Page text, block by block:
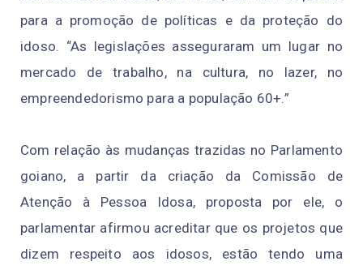
para a promoção de políticas e da proteção do
idoso. “As legislações asseguraram um lugar no
mercado de trabalho, na cultura, no lazer, no
empreendedorismo para a população 60+.”
Com relação às mudanças trazidas no Parlamento
goiano, a partir da criação da Comissão de
Atenção à Pessoa Idosa, proposta por ele, o
parlamentar afirmou acreditar que os projetos que
dizem respeito aos idosos, estão tendo uma